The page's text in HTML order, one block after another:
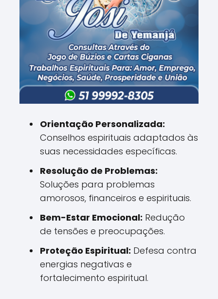
Orientação Personalizada:
Conselhos espirituais adaptados às
suas necessidades específicas.
Resolução de Problemas:
Soluções para problemas
amorosos, financeiros e espirituais.
Bem-Estar Emocional: Redução
de tensões e preocupações.
Proteção Espiritual: Defesa contra
energias negativas e
fortalecimento espiritual.